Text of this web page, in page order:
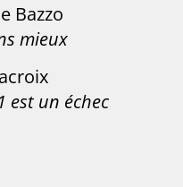
Bazzo
mieux
est un échec